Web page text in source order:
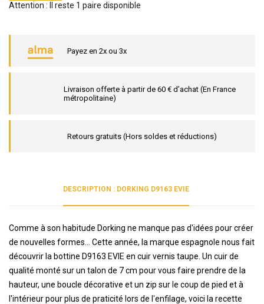
Attention : Il reste 1 paire disponible
Payez en 2x ou 3x
Livraison offerte à partir de 60 € d’achat (En France
métropolitaine)
Retours gratuits (Hors soldes et réductions)
DESCRIPTION : DORKING D9163 EVIE
Comme à son habitude Dorking ne manque pas d'idées pour créer
de nouvelles formes... Cette année, la marque espagnole nous fait
découvrir la bottine D9163 EVIE en cuir vernis taupe. Un cuir de
qualité monté sur un talon de 7 cm pour vous faire prendre de la
hauteur, une boucle décorative et un zip sur le coup de pied et à
l'intérieur pour plus de praticité lors de l'enfilage, voici la recette